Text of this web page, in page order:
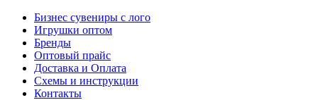
Бизнес сувениры с лого
Игрушки оптом
Бренды
Оптовый прайс
Доставка и Оплата
Схемы и инструкции
Контакты